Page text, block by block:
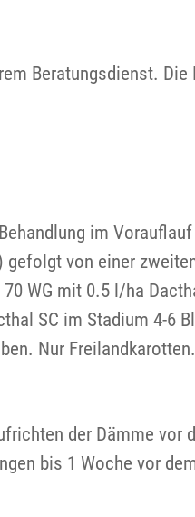
Beratungsdienst.
im
von einer
WG mit 0.5 l/ha
SC im Stadium 4-6
Nur
der Dämme
bis 1 Woche vor